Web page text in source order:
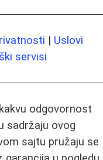
| Uslovi
servisi
odgovornost
sadržaju ovog
sajtu pružaju se